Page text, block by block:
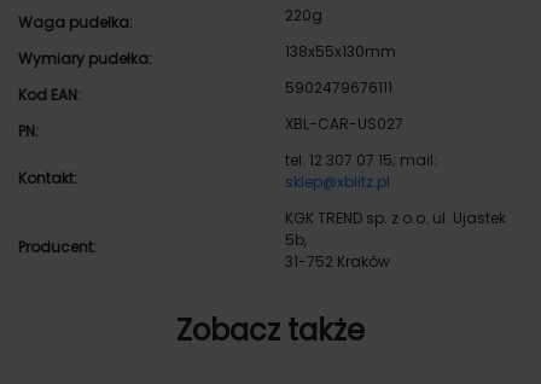
Waga pudełka: 220g
Wymiary pudełka: 138x55x130mm
Kod EAN: 5902479676111
PN: XBL-CAR-US027
Kontakt:
tel. 12 307 07 15; mail:
sklep@xblitz.pl
Producent:
KGK TREND sp. z o.o. ul. Ujastek
5b,
31-752 Kraków
Zobacz także